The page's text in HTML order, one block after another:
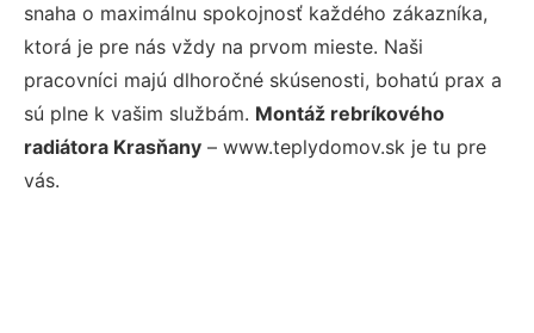
snaha o maximálnu spokojnosť každého zákazníka,
ktorá je pre nás vždy na prvom mieste. Naši
pracovníci majú dlhoročné skúsenosti, bohatú prax a
sú plne k vašim službám. Montáž rebríkového
radiátora Krasňany – www.teplydomov.sk je tu pre
vás.